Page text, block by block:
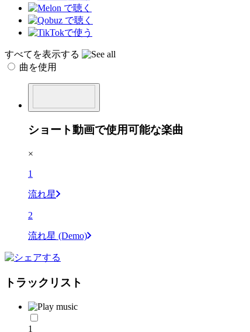
すべてを表示する
曲を使用
ショート動画で使用可能な楽曲
×
1
流れ星
2
流れ星 (Demo)
トラックリスト
1